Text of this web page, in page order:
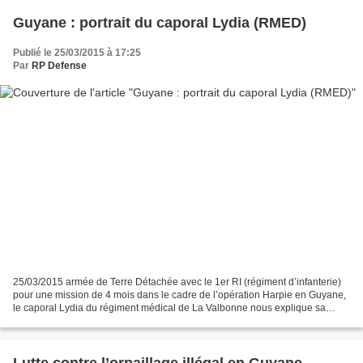
Guyane : portrait du caporal Lydia (RMED)
Publié le 25/03/2015 à 17:25
Par RP Defense
25/03/2015 armée de Terre Détachée avec le 1er RI (régiment d’infanterie)
pour une mission de 4 mois dans le cadre de l’opération Harpie en Guyane,
le caporal Lydia du régiment médical de La Valbonne nous explique sa